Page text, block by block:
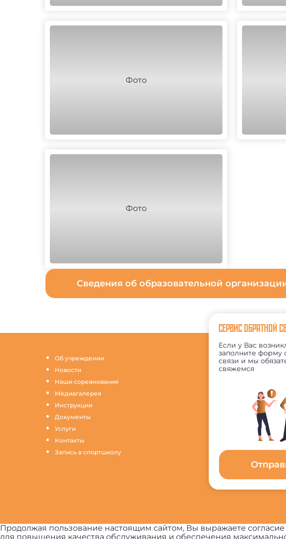
Сведения об образовательной
Об учреждении
Новости
Наши соревнования
Медиагалерея
Инструкции
Документы
Услуги
Контакты
Запись в спортшколу
СЕРВИС ОБРАТНОЙ
Если у Вас
заполните форму
связи и мы
свяжемся
Продолжая пользование настоящим сайтом, Вы выражаете
для повышения качества обслуживания и обеспечения